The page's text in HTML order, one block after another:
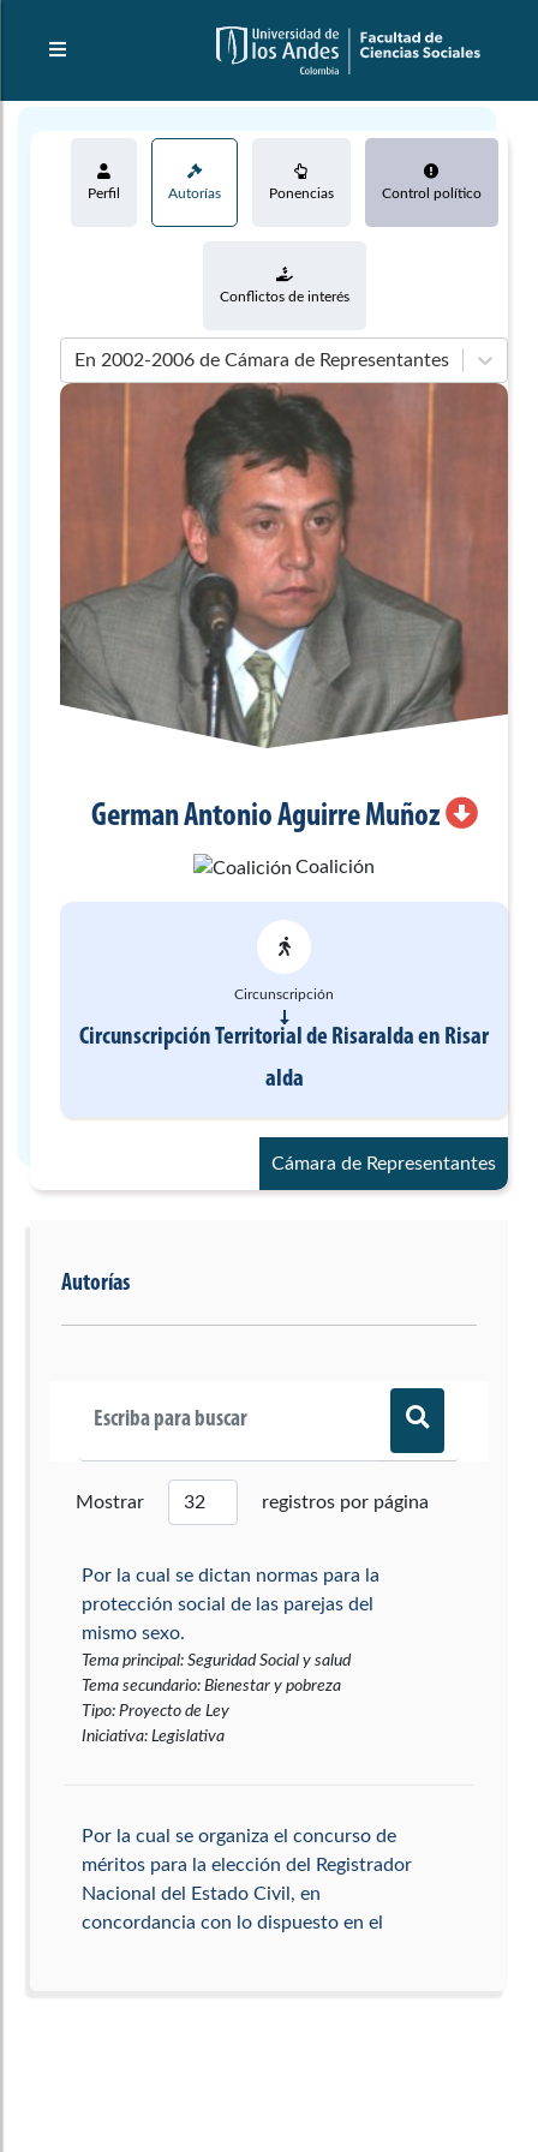
Perfil Autorías Ponencias Control político
Conflictos de interés
En 2002-2006 de Cámara de Representantes
German AntonioAguirre Muñoz
Coalición
Circunscripción
Circunscripción Territorial de Risaraldaen Risar
alda
Cámara de Representantes
Autorías
Mostrar registros por página
Por la cual se dictan normas para la
protección social de las parejas del
mismo sexo.
Tema principal: Seguridad Social y salud
Tema secundario: Bienestar y pobreza
Tipo: Proyecto de Ley
Iniciativa: Legislativa
Por la cual se organiza el concurso de
méritos para la elección del Registrador
Nacional del Estado Civil, en
concordancia con lo dispuesto en el